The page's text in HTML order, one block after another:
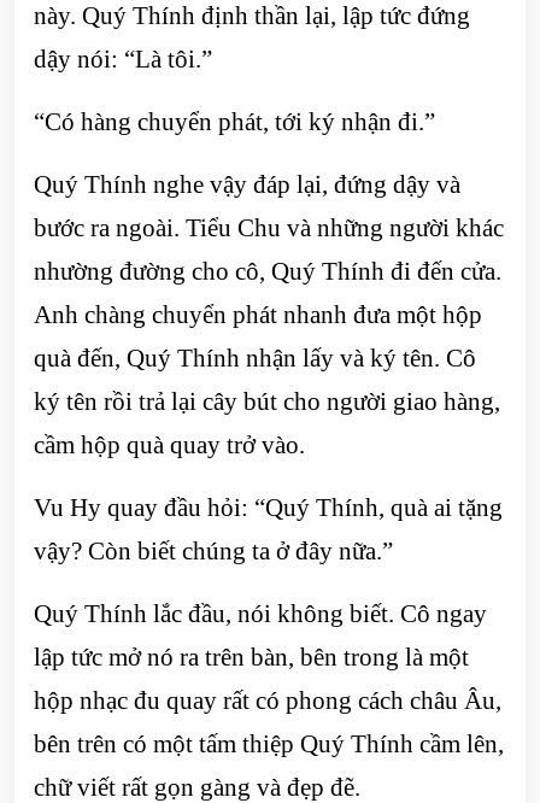
này. Quý Thính định thần lại, lập tức đứng
dậy nói: “Là tôi.”
“Có hàng chuyển phát, tới ký nhận đi.”
Quý Thính nghe vậy đáp lại, đứng dậy và
bước ra ngoài. Tiểu Chu và những người khác
nhường đường cho cô, Quý Thính đi đến cửa.
Anh chàng chuyển phát nhanh đưa một hộp
quà đến, Quý Thính nhận lấy và ký tên. Cô
ký tên rồi trả lại cây bút cho người giao hàng,
cầm hộp quà quay trở vào.
Vu Hy quay đầu hỏi: “Quý Thính, quà ai tặng
vậy? Còn biết chúng ta ở đây nữa.”
Quý Thính lắc đầu, nói không biết. Cô ngay
lập tức mở nó ra trên bàn, bên trong là một
hộp nhạc đu quay rất có phong cách châu Âu,
bên trên có một tấm thiệp Quý Thính cầm lên,
chữ viết rất gọn gàng và đẹp đẽ.